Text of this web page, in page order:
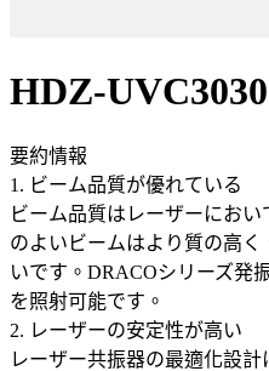
HDZ-UVC3030
要約情報
1. ビーム品質が優れている
ビーム品質はレーザーにお
のよいビームはより質の高
いです。DRACOシリーズ発
を照射可能です。
2. レーザーの安定性が高い
レーザー共振器の最適化設